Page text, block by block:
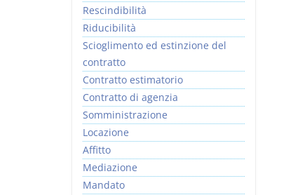
Rescindibilità
Riducibilità
Scioglimento ed estinzione del
contratto
Contratto estimatorio
Contratto di agenzia
Somministrazione
Locazione
Affitto
Mediazione
Mandato